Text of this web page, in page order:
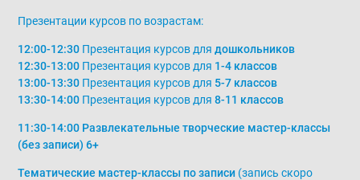
Презентации курсов по возрастам:
12:00-12:30 Презентация курсов длядошкольников
12:30-13:00 Презентация курсов для 1-4 классов
13:00-13:30 Презентация курсов для 5-7 классов
13:30-14:00 Презентация курсов для8-11 классов
11:30-14:00 Развлекательные творческие мастер-классы
(без записи) 6+
Тематические мастер-классы по записи (запись скоро